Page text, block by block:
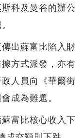
科及曼谷的辦公
出蘇富比陷入財
方式派發，亦有
人員向《華爾街
成為難題。
富比核心收入下